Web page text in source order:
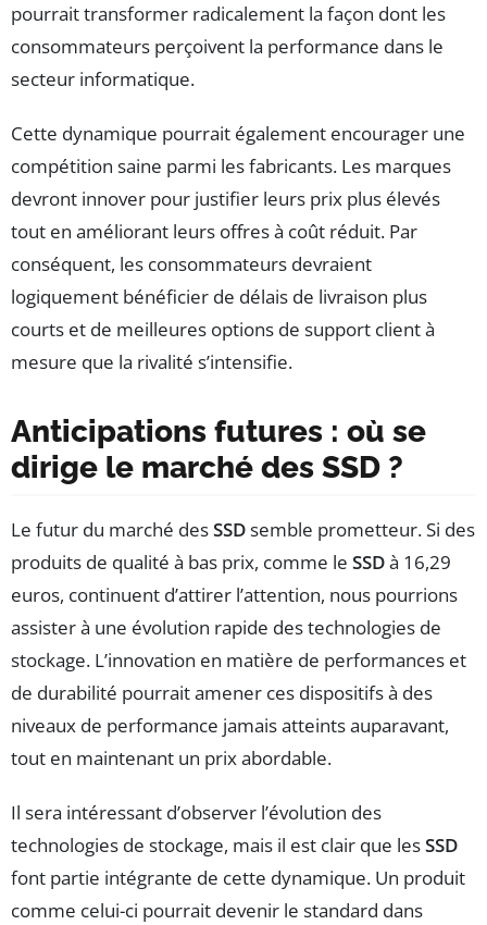
pourrait transformer radicalement la façon dont les
consommateurs perçoivent la performance dans le
secteur informatique.
Cette dynamique pourrait également encourager une
compétition saine parmi les fabricants. Les marques
devront innover pour justifier leurs prix plus élevés
tout en améliorant leurs offres à coût réduit. Par
conséquent, les consommateurs devraient
logiquement bénéficier de délais de livraison plus
courts et de meilleures options de support client à
mesure que la rivalité s’intensifie.
Anticipations futures : où se
dirige le marché des SSD ?
Le futur du marché desSSDsemble prometteur. Si des
produits de qualité à bas prix, comme le SSDà 16,29
euros, continuent d’attirer l’attention, nous pourrions
assister à une évolution rapide des technologies de
stockage. L’innovation en matière de performances et
de durabilité pourrait amener ces dispositifs à des
niveaux de performance jamais atteints auparavant,
tout en maintenant un prix abordable.
Il sera intéressant d’observer l’évolution des
technologies de stockage, mais il est clair que lesSSD
font partie intégrante de cette dynamique. Un produit
comme celui-ci pourrait devenir le standard dans